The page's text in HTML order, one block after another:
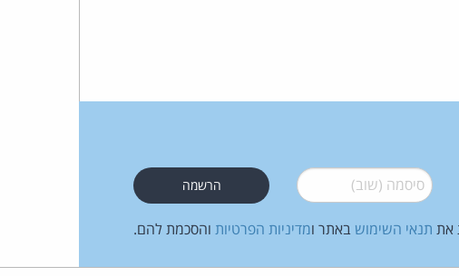
סיסמה (שוב)*
את תנאי השימוש באתר ומדיניות הפרטיות והסכמת להם.